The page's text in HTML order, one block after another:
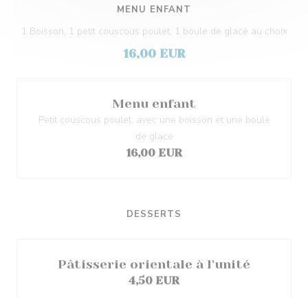
MENU ENFANT
1 Boisson, 1 petit couscous poulet, 1 boule de glace au choix
16,00 EUR
Menu enfant
Petit couscous poulet, avec une boisson et une boule
de glace
16,00 EUR
DESSERTS
Pâtisserie orientale à l'unité
4,50 EUR